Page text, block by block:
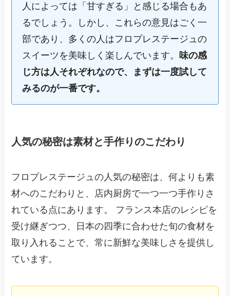
人によっては「甘すぎる」と感じる場合もあ
るでしょう。しかし、これらの意見はごく一
部であり、多くの人はフロプレステージュの
スイーツを美味しく楽しんでいます。 味の感
じ方は人それぞれなので、まずは一度試して
みるのが一番です。
人気の秘密は素材と手作りのこだわり
フロプレステージュの人気の秘密は、何よりも素
材へのこだわりと、店内厨房で一つ一つ手作りさ
れている点にあります。 フランス本店のレシピを
受け継ぎつつ、日本の四季に合わせた旬の食材を
取り入れることで、常に新鮮な美味しさを提供し
ています。